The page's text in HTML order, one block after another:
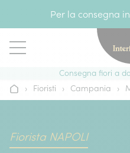
Per la consegna
Consegna fiori a
Home› Fioristi › Campania ›
Fiorista NAPOLI